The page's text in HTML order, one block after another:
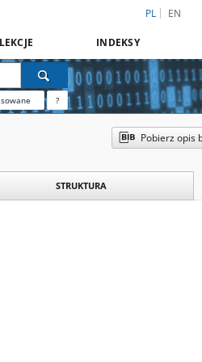
PL EN
INDEKSY
?
Pobierz opis
STRUKTURA